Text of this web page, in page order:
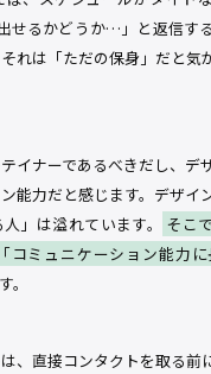
せるかどうか…」と返信す
れは「ただの保身」だと気
イナーであるべきだし、デ
能力だと感じます。デザイ
」は溢れています。
そこ
ミュニケーション能力に
、直接コンタクトを取る前